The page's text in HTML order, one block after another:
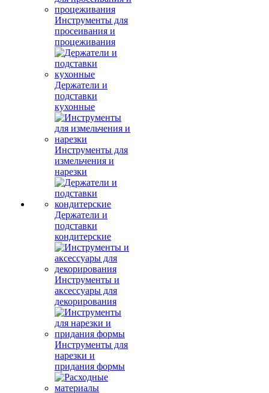
Инструменты для
просеивания и
процеживания
Держатели и
подставки
кухонные
Инструменты для
измельчения и
нарезки
Держатели и
подставки
кондитерские
Инструменты и
аксессуары для
декорирования
Инструменты для
нарезки и
придания формы